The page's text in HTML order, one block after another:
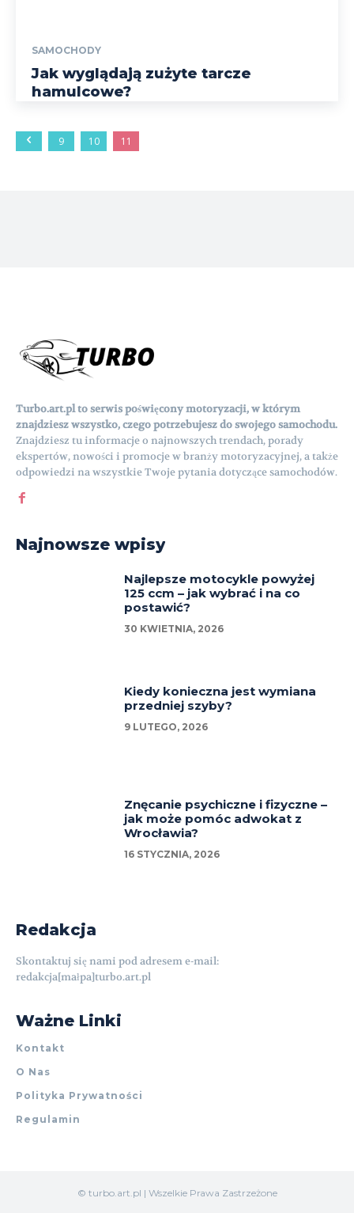
SAMOCHODY
Jak wyglądają zużyte tarcze
hamulcowe?
9 10 11
Turbo.art.pl to serwis poświęcony motoryzacji, w którym
znajdziesz wszystko, czego potrzebujesz do swojego samochodu.
Znajdziesz tu informacje o najnowszych trendach, porady
ekspertów, nowości i promocje w branży motoryzacyjnej, a także
odpowiedzi na wszystkie Twoje pytania dotyczące samochodów.
Najnowsze wpisy
Najlepsze motocykle powyżej
125 ccm – jak wybrać i na co
postawić?
30 KWIETNIA, 2026
Kiedy konieczna jest wymiana
przedniej szyby?
9 LUTEGO, 2026
Znęcanie psychiczne i fizyczne –
jak może pomóc adwokat z
Wrocławia?
16 STYCZNIA, 2026
Redakcja
Skontaktuj się nami pod adresem e-mail:
redakcja[małpa]turbo.art.pl
Ważne Linki
Kontakt
O Nas
Polityka Prywatności
Regulamin
© turbo.art.pl | Wszelkie Prawa Zastrzeżone